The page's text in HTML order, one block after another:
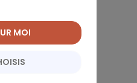
assurance
MOI